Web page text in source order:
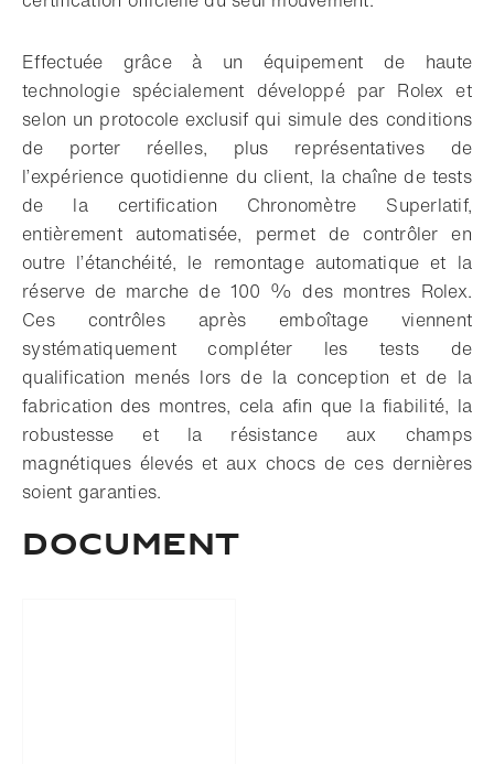
Effectuée grâce à un équipement de haute
technologie spécialement développé par Rolex et
selon un protocole exclusif qui simule des conditions
de porter réelles, plus représentatives de
l’expérience quotidienne du client, la chaîne de tests
de la certification Chronomètre Superlatif,
entièrement automatisée, permet de contrôler en
outre l’étanchéité, le remontage automatique et la
réserve de marche de 100 % des montres Rolex.
Ces contrôles après emboîtage viennent
systématiquement compléter les tests de
qualification menés lors de la conception et de la
fabrication des montres, cela afin que la fiabilité, la
robustesse et la résistance aux champs
magnétiques élevés et aux chocs de ces dernières
soient garanties.
Document